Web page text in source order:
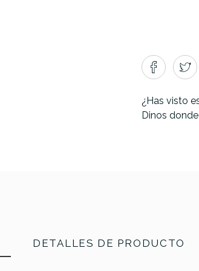
¿Has visto
Dinos
DETALLES DE PRODUCTO